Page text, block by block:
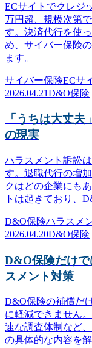
ECサイトでクレジ
万円超、規模次第
す。決済代行を使
め、サイバー保険
ます。
サイバー保険ECサ
2026.04.21D&O保険
「うちは大丈
の現実
ハラスメント訴訟
す。退職代行の増
クはどの企業にも
トは起きており、
D&O保険ハラスメ
2026.04.20D&O保険
D&O保険だけで
スメント対策
D&O保険の補償だ
に軽減できません
速な調査体制など
の具体的な内容を